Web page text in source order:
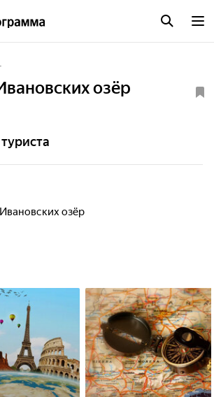
озёр
озёр